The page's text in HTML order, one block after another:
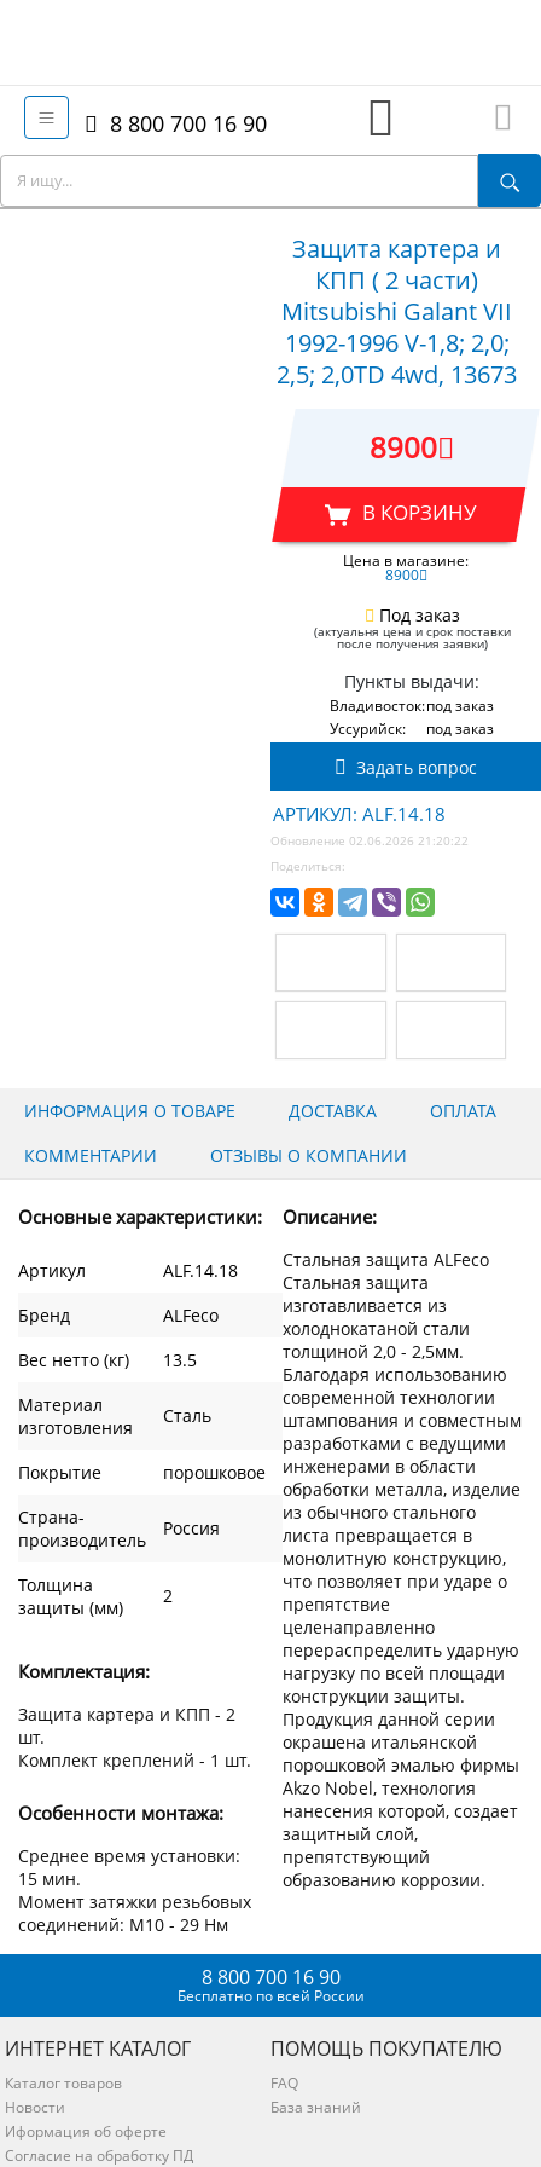
8 800 700 16 90
Защита картера и
КПП ( 2 части)
Mitsubishi Galant VII
1992-1996 V-1,8; 2,0;
2,5; 2,0TD 4wd, 13673
8900
В КОРЗИНУ
Цена в магазине:
8900
Под заказ
(актуальня цена и срок поставки
после получения заявки)
Пункты выдачи:
Владивосток:под заказ
Уссурийск:
под заказ
Задать вопрос
АРТИКУЛ: ALF.14.18
Обновление 02.06.2026 21:20:22
Поделиться:
ИНФОРМАЦИЯ О ТОВАРЕ ДОСТАВКА
ОПЛАТА
КОММЕНТАРИИ
ОТЗЫВЫ О КОМПАНИИ
Основные характеристики:
Артикул
ALF.14.18
Бренд
ALFeco
Вес нетто (кг)
13.5
Материал
изготовления
Сталь
Покрытие
порошковое
Страна-
производитель
Россия
Толщина
защиты (мм)
2
Комплектация:
Защита картера и КПП - 2
шт.
Комплект креплений - 1 шт.
Особенности монтажа:
Среднее время установки:
15 мин.
Момент затяжки резьбовых
соединений: М10 - 29 Нм
Описание:
Стальная защита ALFeco
Стальная защита
изготавливается из
холоднокатаной стали
толщиной 2,0 - 2,5мм.
Благодаря использованию
современной технологии
штампования и совместным
разработками с ведущими
инженерами в области
обработки металла, изделие
из обычного стального
листа превращается в
монолитную конструкцию,
что позволяет при ударе о
препятствие
целенаправленно
перераспределить ударную
нагрузку по всей площади
конструкции защиты.
Продукция данной серии
окрашена итальянской
порошковой эмалью фирмы
Akzo Nobel, технология
нанесения которой, создает
защитный слой,
препятствующий
образованию коррозии.
8 800 700 16 90
Бесплатно по всей России
ИНТЕРНЕТ КАТАЛОГ
Каталог товаров
Новости
Иформация об оферте
Согласие на обработку ПД
ПОМОЩЬ ПОКУПАТЕЛЮ
FAQ
База знаний